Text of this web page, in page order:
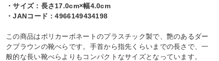
・サイズ：長さ17.0cm×幅4.0cm
・JANコード：4966149434198
この商品はポリカーボネートのプラスチック製で、艶のあるダー
クブラウンの靴べらです。手首から指先くらいまでの長さで、一
般的な長い靴べらよりもコンパクトなサイズとなっています。